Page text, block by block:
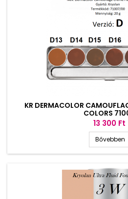
KR DERMACOLOR
COLORS
Ár
13 300 Ft
Bővebben